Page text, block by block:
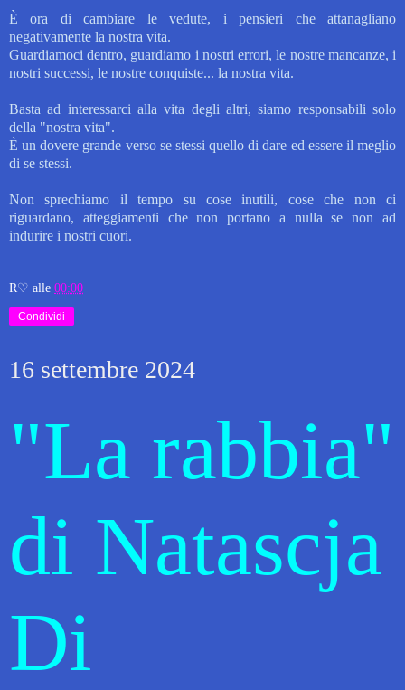
È ora di cambiare le vedute, i pensieri che attanagliano
negativamente la nostra vita.
Guardiamoci dentro, guardiamo i nostri errori, le nostre mancanze, i
nostri successi, le nostre conquiste... la nostra vita.
Basta ad interessarci alla vita degli altri, siamo responsabili solo
della "nostra vita".
È un dovere grande verso se stessi quello di dare ed essere il meglio
di se stessi.
Non sprechiamo il tempo su cose inutili, cose che non ci
riguardano, atteggiamenti che non portano a nulla se non ad
indurire i nostri cuori.
R♡ alle 00:00
Condividi
16 settembre 2024
"La rabbia"
di Natascja
Di